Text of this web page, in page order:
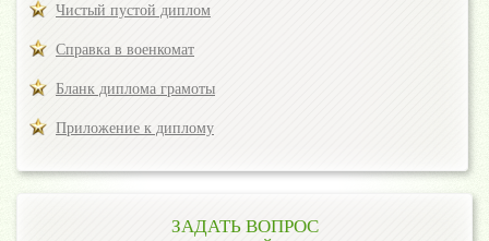
Чистый пустой диплом
Справка в военкомат
Бланк диплома грамоты
Приложение к диплому
ЗАДАТЬ ВОПРОС